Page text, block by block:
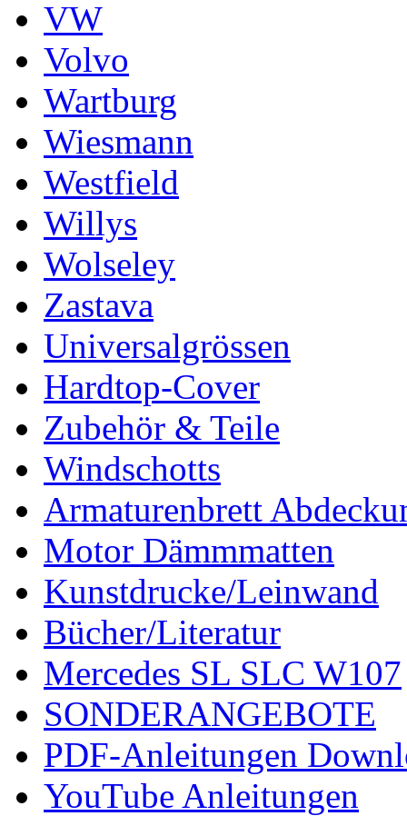
VW
Volvo
Wartburg
Wiesmann
Westfield
Willys
Wolseley
Zastava
Universalgrössen
Hardtop-Cover
Zubehör & Teile
Windschotts
Armaturenbrett
Motor Dämmmatten
Kunstdrucke/Leinwand
Bücher/Literatur
Mercedes SL SLC W107
SONDERANGEBOTE
PDF-Anleitungen
YouTube Anleitungen